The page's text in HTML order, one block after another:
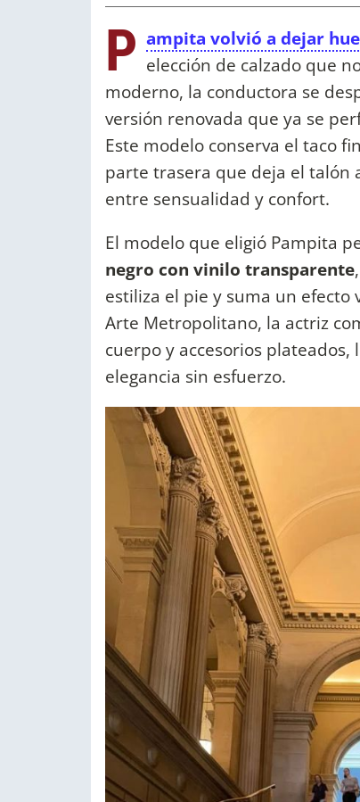
P ampita volvió a dejar
elección de calzado que
moderno, la conductora se
versión renovada que ya se
Este modelo conserva el taco
parte trasera que deja el
entre sensualidad y confort.
El modelo que eligió Pampita
negro con vinilo transparente
estiliza el pie y suma un efecto
Arte Metropolitano, la actriz
cuerpo y accesorios
elegancia sin esfuerzo.